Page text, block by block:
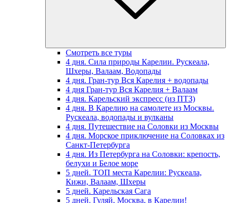
Смотреть все туры
4 дня. Сила природы Карелии. Рускеала,
Шхеры, Валаам, Водопады
4 дня. Гран-тур Вся Карелия + водопады
4 дня Гран-тур Вся Карелия + Валаам
4 дня. Карельский экспресс (из ПТЗ)
4 дня. В Карелию на самолете из Москвы.
Рускеала, водопады и вулканы
4 дня. Путешествие на Соловки из Москвы
4 дня. Морское приключение на Соловках из
Санкт-Петербурга
4 дня. Из Петербурга на Соловки: крепость,
белухи и Белое море
5 дней. ТОП места Карелии: Рускеала,
Кижи, Валаам, Шхеры
5 дней. Карельская Сага
5 дней. Гуляй, Москва, в Карелии!